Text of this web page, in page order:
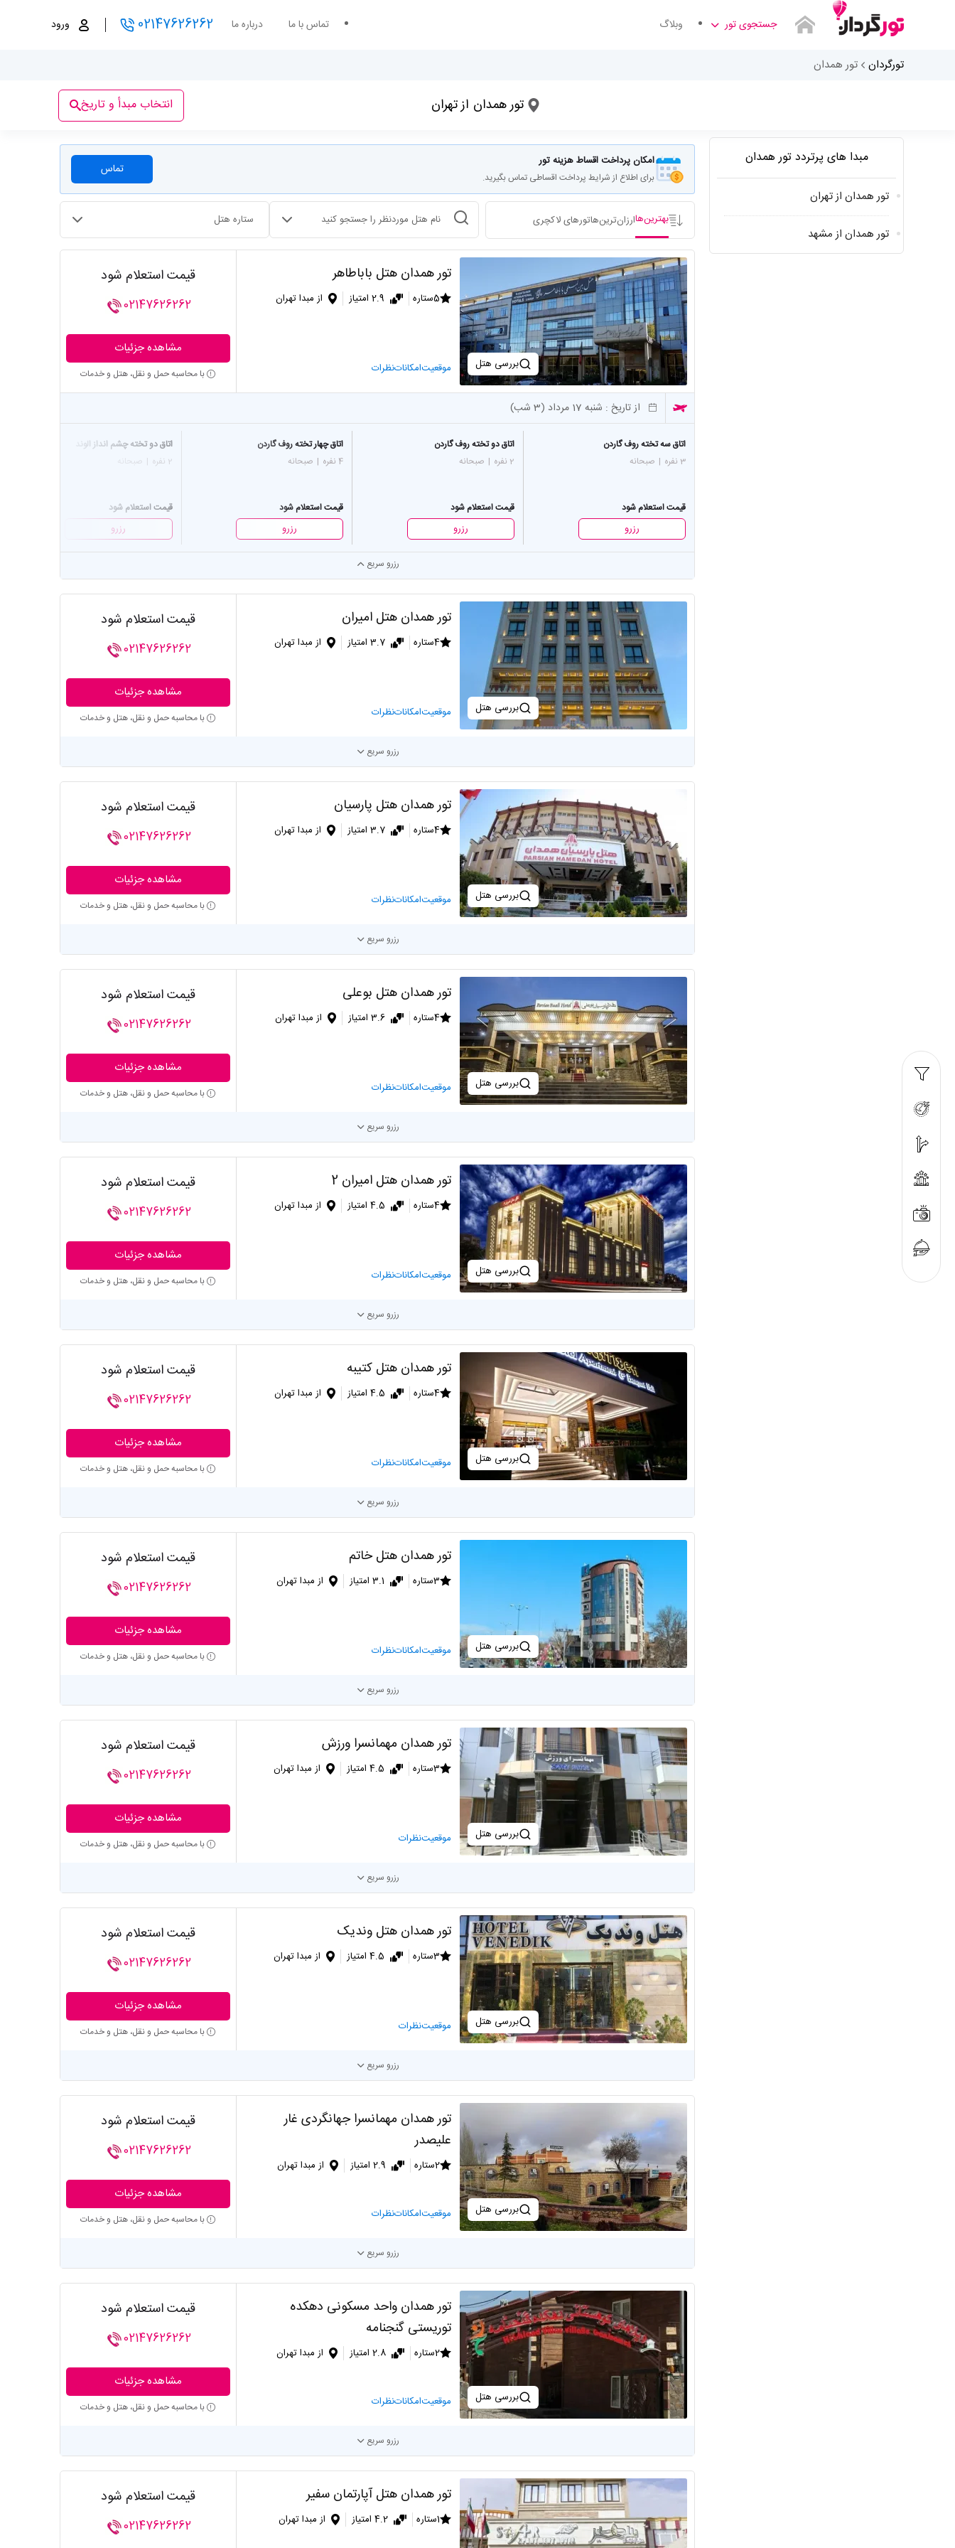
جستجوی تور وبلاگ تماس با ما درباره ما 02147626262 ورود
تورگردان تور همدان
تاریخ ورود تور همدان از تهران انتخاب مبدأ و تاریخ
مبدا های پرتردد تور همدان
تور همدان از تهران
تور همدان از مشهد
امکان پرداخت اقساط هزینه تور
برای اطلاع از شرایط پرداخت اقساطی تماس بگیرید. تماس
بهترین‌هاارزان‌ترین‌هاتورهای لاکچری انتخاب هتل ستاره هتل
بررسی هتل
تور همدان هتل باباطاهر
5ستاره 2.9 امتیاز از مبدا تهران
موقعیتامکاناتنظرات
قیمت استعلام شود
02147626262
مشاهده جزئیات
با محاسبه حمل و نقل، هتل و خدمات
از تاریخ : شنبه 17 مرداد (3 شب)
اتاق سه تخته روف گاردن
3 نفره
| صبحانه
قیمت استعلام شود
رزرو
اتاق دو تخته روف گاردن
2 نفره
| صبحانه
قیمت استعلام شود
رزرو
اتاق چهار تخته روف گاردن
4 نفره
| صبحانه
قیمت استعلام شود
رزرو
اتاق دو تخته چشم انداز الوند
2 نفره
| صبحانه
قیمت استعلام شود
رزرو
رزرو سریع
بررسی هتل
تور همدان هتل امیران
4ستاره 3.7 امتیاز از مبدا تهران
موقعیتامکاناتنظرات
قیمت استعلام شود
02147626262
مشاهده جزئیات
با محاسبه حمل و نقل، هتل و خدمات
رزرو سریع
بررسی هتل
تور همدان هتل پارسیان
4ستاره 3.7 امتیاز از مبدا تهران
موقعیتامکاناتنظرات
قیمت استعلام شود
02147626262
مشاهده جزئیات
با محاسبه حمل و نقل، هتل و خدمات
رزرو سریع
بررسی هتل
تور همدان هتل بوعلی
4ستاره 3.6 امتیاز از مبدا تهران
موقعیتامکاناتنظرات
قیمت استعلام شود
02147626262
مشاهده جزئیات
با محاسبه حمل و نقل، هتل و خدمات
رزرو سریع
بررسی هتل
تور همدان هتل امیران 2
4ستاره 4.5 امتیاز از مبدا تهران
موقعیتامکاناتنظرات
قیمت استعلام شود
02147626262
مشاهده جزئیات
با محاسبه حمل و نقل، هتل و خدمات
رزرو سریع
بررسی هتل
تور همدان هتل کتیبه
4ستاره 4.5 امتیاز از مبدا تهران
موقعیتامکاناتنظرات
قیمت استعلام شود
02147626262
مشاهده جزئیات
با محاسبه حمل و نقل، هتل و خدمات
رزرو سریع
بررسی هتل
تور همدان هتل خاتم
3ستاره 3.1 امتیاز از مبدا تهران
موقعیتامکاناتنظرات
قیمت استعلام شود
02147626262
مشاهده جزئیات
با محاسبه حمل و نقل، هتل و خدمات
رزرو سریع
بررسی هتل
تور همدان مهمانسرا ورزش
3ستاره 4.5 امتیاز از مبدا تهران
موقعیتنظرات
قیمت استعلام شود
02147626262
مشاهده جزئیات
با محاسبه حمل و نقل، هتل و خدمات
رزرو سریع
بررسی هتل
تور همدان هتل وندیک
3ستاره 4.5 امتیاز از مبدا تهران
موقعیتنظرات
قیمت استعلام شود
02147626262
مشاهده جزئیات
با محاسبه حمل و نقل، هتل و خدمات
رزرو سریع
بررسی هتل
تور همدان مهمانسرا جهانگردی غار
علیصدر
2ستاره 2.9 امتیاز از مبدا تهران
موقعیتامکاناتنظرات
قیمت استعلام شود
02147626262
مشاهده جزئیات
با محاسبه حمل و نقل، هتل و خدمات
رزرو سریع
بررسی هتل
تور همدان واحد مسکونی دهکده
توریستی گنجنامه
2ستاره 2.8 امتیاز از مبدا تهران
موقعیتامکاناتنظرات
قیمت استعلام شود
02147626262
مشاهده جزئیات
با محاسبه حمل و نقل، هتل و خدمات
رزرو سریع
تور همدان هتل آپارتمان سفیر
1ستاره 4.2 امتیاز از مبدا تهران
قیمت استعلام شود
02147626262